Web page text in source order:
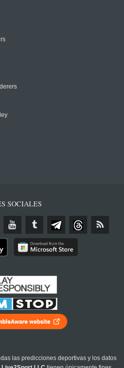
SOCIALES
las predicciones deportivas y los datos